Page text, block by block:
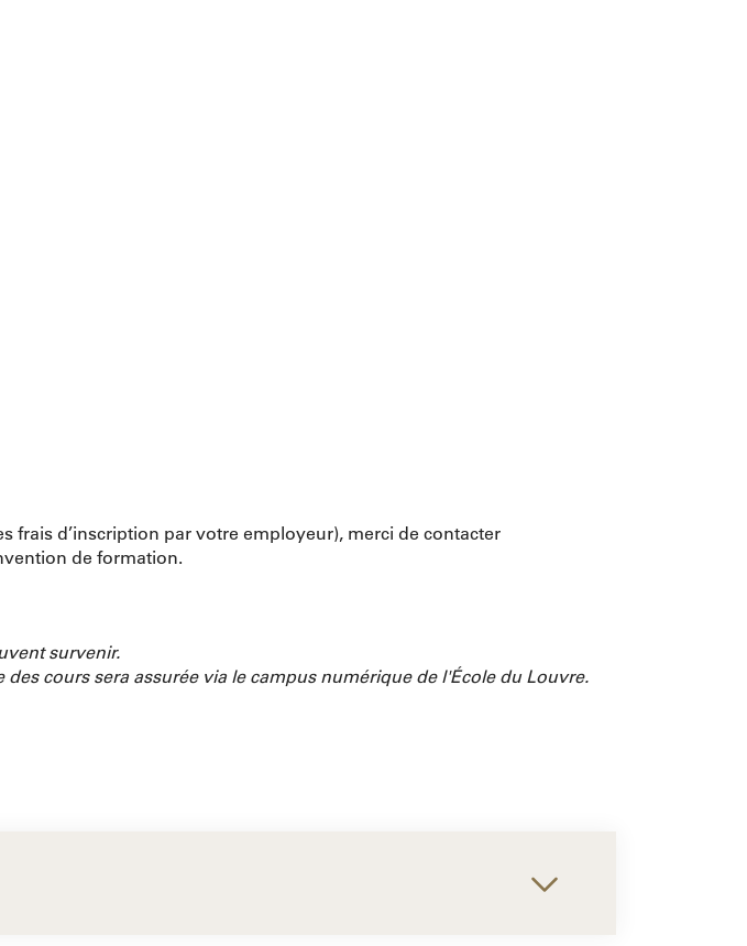
frais d’inscription par votre employeur), merci de contacter
de formation.
survenir.
cours sera assurée via le campus numérique de l'École du Louvre.